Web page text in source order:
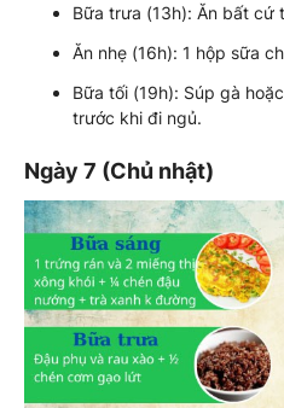
Bữa trưa (13h): Ăn bất cứ
Ăn nhẹ (16h): 1 hộp sữa
Bữa tối (19h): Súp gà
trước khi đi ngủ.
Ngày 7 (Chủ nhật)